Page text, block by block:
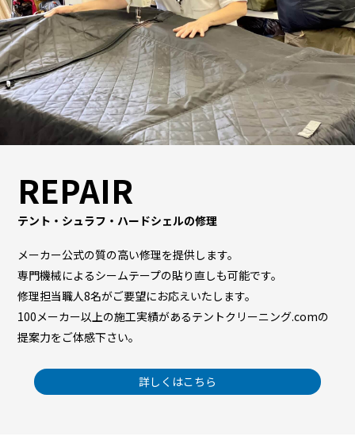
REPAIR
テント・シュラフ・ハードシェルの修理
メーカー公式の質の高い修理を提供します。
専門機械によるシームテープの貼り直しも可能です。
修理担当職人8名がご要望にお応えいたします。
100メーカー以上の施工実績があるテントクリーニング.comの
提案力をご体感下さい。
詳しくはこちら